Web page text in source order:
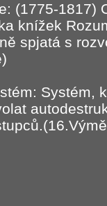
(1775-1817)
knížek
spjatá s
Systém,